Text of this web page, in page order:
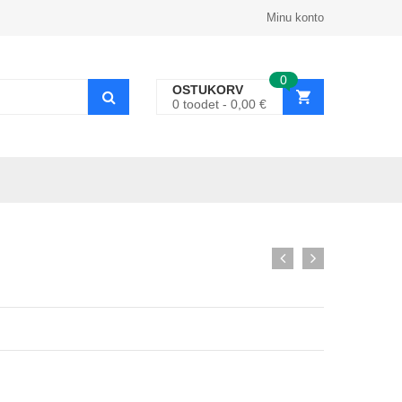
Minu konto
0
OSTUKORV
0 toodet 0,00 €